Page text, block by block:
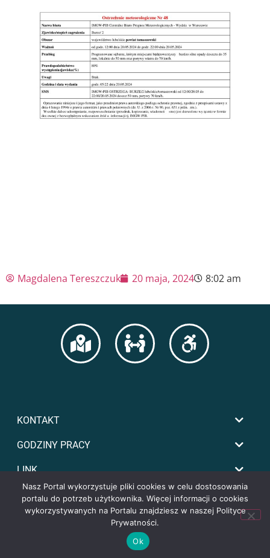
Magdalena Tereszczuk 20 maja, 2024 8:02 am
kupiony pojazd - zarówno nowy z
KONTAKT
GODZINY PRACY
LINK
Copyright by powiat-tomaszowski.com.pl
Nasz Portal wykorzystuje pliki cookies w celu dostosowania
portalu do potrzeb użytkownika. Więcej informacji o cookies
wykorzystywanych na Portalu znajdziesz w naszej Polityce
Prywatności.
Ok